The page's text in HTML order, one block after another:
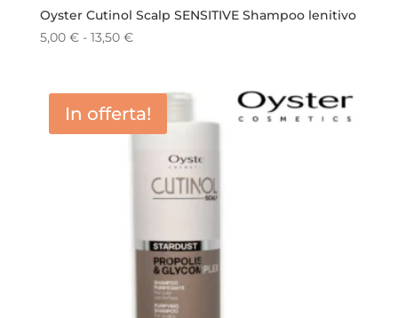
Oyster Cutinol Scalp SENSITIVE Shampoo lenitivo
5,00 € - 13,50 €Fascia
da
5,00 €
a
13,50 €
In offerta!